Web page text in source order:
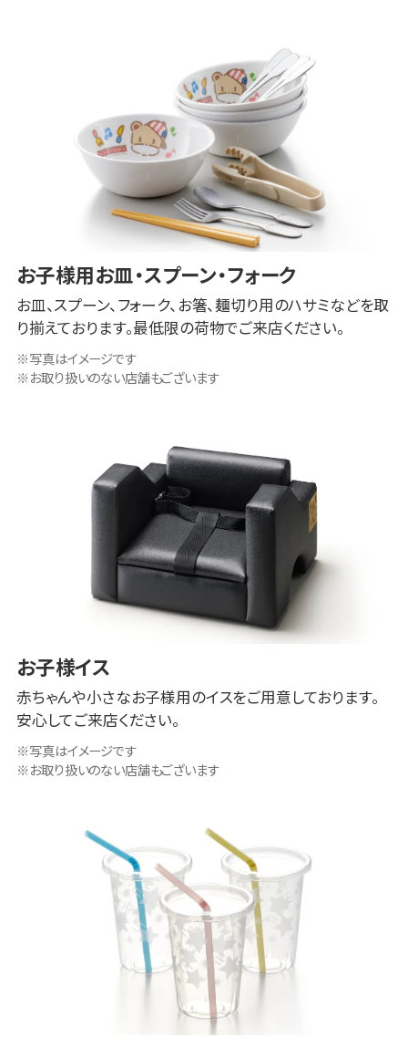
お子様用お皿・スプーン・フォーク
お皿、スプーン、フォーク、お箸、麺切り用のハサミなどを取
り揃えております。最低限の荷物でご来店ください。
写真はイメージです
お取り扱いのない店舗もございます
お子様イス
赤ちゃんや小さなお子様用のイスをご用意しております。
安心してご来店ください。
写真はイメージです
お取り扱いのない店舗もございます